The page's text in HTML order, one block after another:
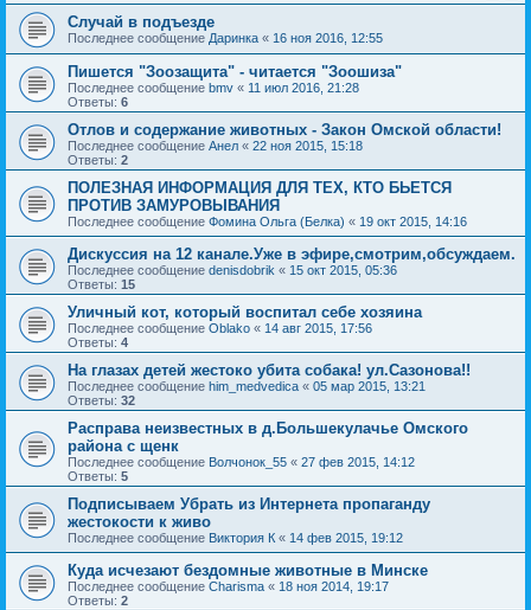
Случай в подъезде
Последнее сообщение Даринка « 16 ноя 2016, 12:55
Пишется "Зоозащита" - читается "Зоошиза"
Последнее сообщение bmv « 11 июл 2016, 21:28
Ответы: 6
Отлов и содержание животных - Закон Омской области!
Последнее сообщение Анел « 22 ноя 2015, 15:18
Ответы: 2
ПОЛЕЗНАЯ ИНФОРМАЦИЯ ДЛЯ ТЕХ, КТО БЬЕТСЯ
ПРОТИВ ЗАМУРОВЫВАНИЯ
Последнее сообщение Фомина Ольга (Белка) « 19 окт 2015, 14:16
Дискуссия на 12 канале.Уже в эфире,смотрим,обсуждаем.
Последнее сообщение denisdobrik « 15 окт 2015, 05:36
Ответы: 15
Уличный кот, который воспитал себе хозяина
Последнее сообщение Oblako « 14 авг 2015, 17:56
Ответы: 4
На глазах детей жестоко убита собака! ул.Сазонова!!
Последнее сообщение him_medvedica « 05 мар 2015, 13:21
Ответы: 32
Расправа неизвестных в д.Большекулачье Омского
района с щенк
Последнее сообщение Волчонок_55 « 27 фев 2015, 14:12
Ответы: 5
Подписываем Убрать из Интернета пропаганду
жестокости к живо
Последнее сообщение Виктория К « 14 фев 2015, 19:12
Куда исчезают бездомные животные в Минске
Последнее сообщение Charisma « 18 ноя 2014, 19:17
Ответы: 2